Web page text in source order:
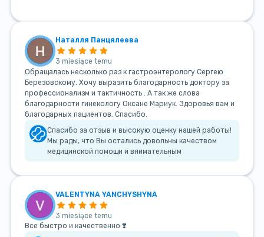
Наталля Панцялеева
3 miesiące temu
Обращалась несколько раз к гастроэнтерологу Сергею
Березовскому. Хочу выразить благодарность доктору за
профессионализм и тактичность . А так же слова
благодарности гинекологу Оксане Мариук. Здоровья вам и
благодарных пациентов. Спасибо.
Спасибо за отзыв и высокую оценку нашей работы!
Мы рады, что Вы остались довольны качеством
медицинской помощи и внимательным
VALENTYNA YANCHYSHYNA
3 miesiące temu
Все быстро и качественно ❣️